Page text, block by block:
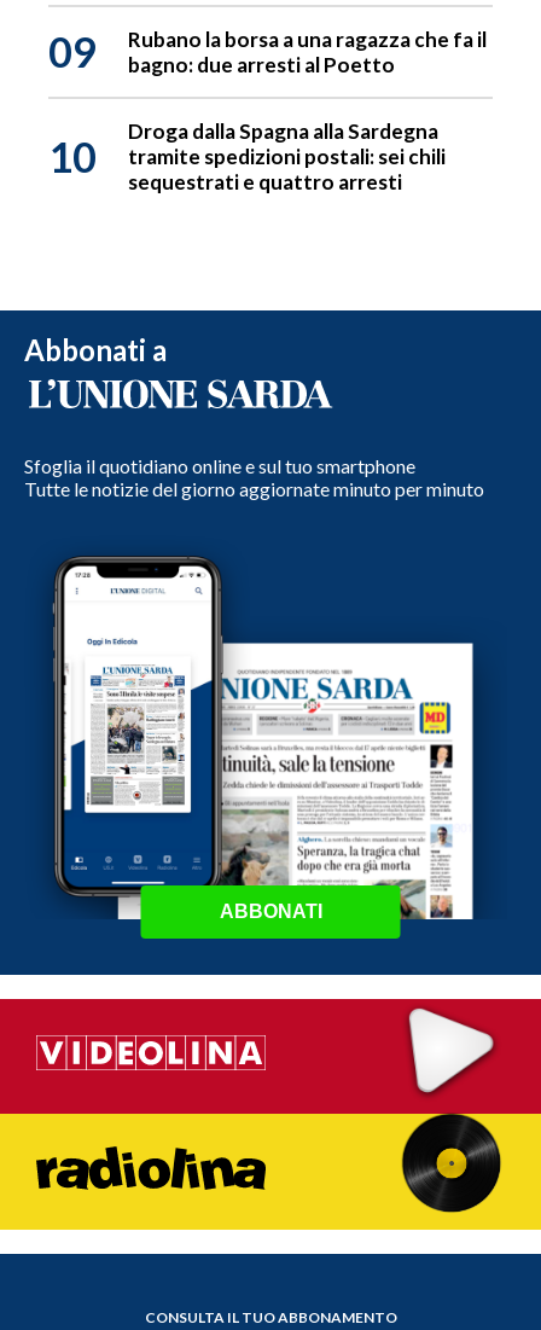
09
Rubano la borsa a una ragazza che fa il
bagno: due arresti al Poetto
10
Droga dalla Spagna alla Sardegna
tramite spedizioni postali: sei chili
sequestrati e quattro arresti
Abbonati a
Sfoglia il quotidiano online e sul tuo smartphone
Tutte le notizie del giorno aggiornate minuto per minuto
ABBONATI
CONSULTA IL TUO ABBONAMENTO